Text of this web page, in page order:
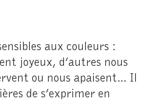
aux couleurs :
joyeux, d’autres nous
ou nous apaisent… Il
de s’exprimer en